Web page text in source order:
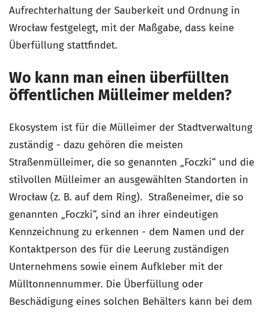
Aufrechterhaltung der Sauberkeit und Ordnung in
Wrocław festgelegt, mit der Maßgabe, dass keine
Überfüllung stattfindet.
Wo kann man einen überfüllten
öffentlichen Mülleimer melden?
Ekosystem ist für die Mülleimer der Stadtverwaltung
zuständig - dazu gehören die meisten
Straßenmülleimer, die so genannten „Foczki“ und die
stilvollen Mülleimer an ausgewählten Standorten in
Wrocław (z. B. auf dem Ring). Straßeneimer, die so
genannten „Foczki“, sind an ihrer eindeutigen
Kennzeichnung zu erkennen - dem Namen und der
Kontaktperson des für die Leerung zuständigen
Unternehmens sowie einem Aufkleber mit der
Mülltonnennummer. Die Überfüllung oder
Beschädigung eines solchen Behälters kann bei dem